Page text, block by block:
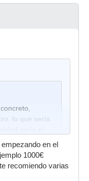
lo que sería
sería el
SCT800 (por
por unos
se te quede
económico ya
en el
1000€
recomiendo varias